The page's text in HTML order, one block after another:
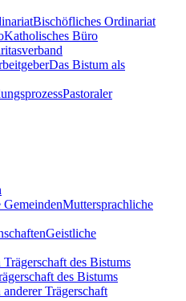
Bischöfliches Ordinariat
Katholisches Büro
Das Bistum als
Pastoraler
Muttersprachliche
Geistliche
des Bistums